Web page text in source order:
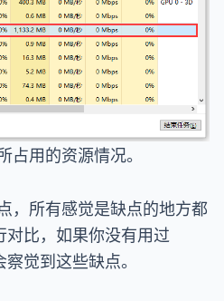
占用的资源情况。
，所有感觉是缺点的地方都
比，如果你没有用过
觉到这些缺点。